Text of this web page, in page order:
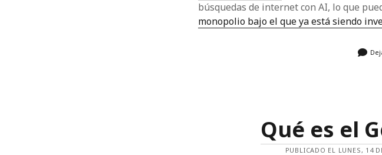
búsquedas de internet con AI, lo que
monopolio bajo el que ya está siendo
Qué es el
PUBLICADO EL LUNES, 14